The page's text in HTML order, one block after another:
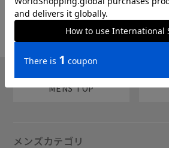
MENS TOP
メンズカテゴリ